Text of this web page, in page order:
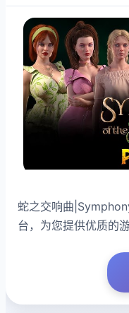
蛇之交响曲
台，为您提供优质的游